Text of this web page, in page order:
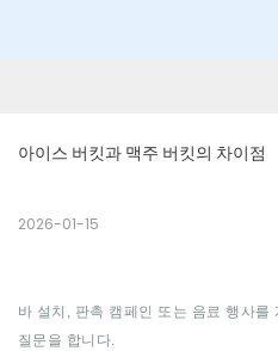
아이스 버킷과 맥주 버킷의 차이점
2026-01-15
바 설치, 판촉 캠페인 또는 음료 행사를
질문을 합니다.